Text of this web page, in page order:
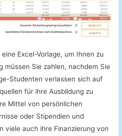
Excel-Vorlage, um Ihnen zu
müssen Sie zahlen, nachdem Sie
Studenten verlassen sich auf
für ihre Ausbildung zu
Mittel von persönlichen
oder Stipendien und
viele auch ihre Finanzierung von